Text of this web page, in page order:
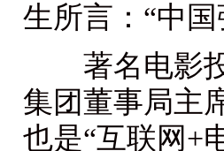
生所言：“中
著名电影投
集团董事局主
也是“互联网+